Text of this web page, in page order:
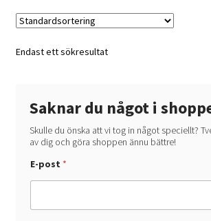
Endast ett sökresultat
Saknar du något i
Skulle du önska att vi tog in något speciellt?
av dig och göra shoppen ännu bättre!
E-post *